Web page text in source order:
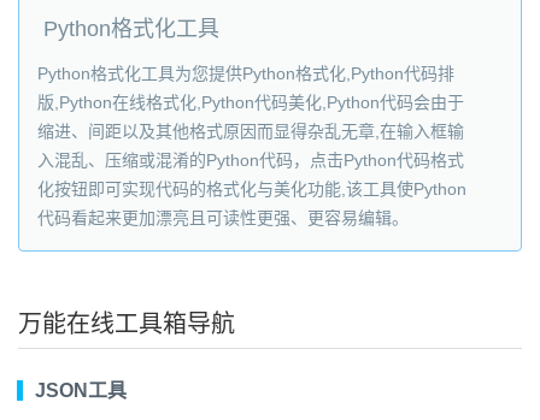
Python格式化工具
Python格式化工具为您提供Python格式化,Python代码排
版,Python在线格式化,Python代码美化,Python代码会由于
缩进、间距以及其他格式原因而显得杂乱无章,在输入框输
入混乱、压缩或混淆的Python代码，点击Python代码格式
化按钮即可实现代码的格式化与美化功能,该工具使Python
代码看起来更加漂亮且可读性更强、更容易编辑。
万能在线工具箱导航
JSON工具